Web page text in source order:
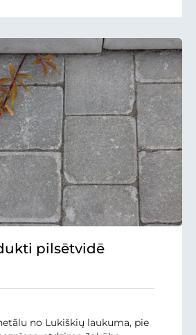
pilsētvidē
no Lukiškių laukuma, pie